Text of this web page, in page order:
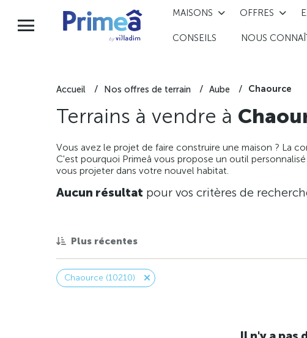
MAISONS OFFRES
CONSEILS NOUS
Accueil Nos offres de terrain Aube Chaource
Terrains à vendre à
Vous avez le projet de faire construire une maison ? La
C'est pourquoi Primeâ vous propose un outil personnalisé
vous projeter dans votre nouvel habitat.
Aucun résultat pour vos critères de
Plus récentes
Chaource (10210)